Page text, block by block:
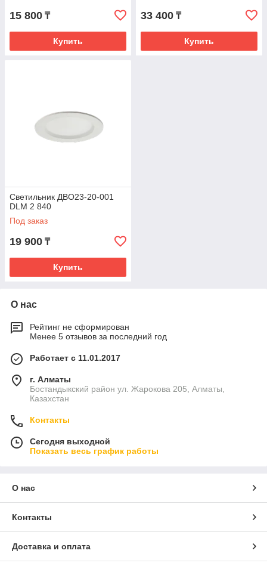
15 800 ₸
Купить
33 400 ₸
Купить
Светильник ДВО23-20-001
DLM 2 840
Под заказ
19 900 ₸
Купить
О нас
Рейтинг не сформирован
Менее 5 отзывов за последний год
Работает с 11.01.2017
г. Алматы
Бостандыкский район ул. Жарокова 205, Алматы,
Казахстан
Контакты
Сегодня выходной
Показать весь график работы
О нас
Контакты
Доставка и оплата